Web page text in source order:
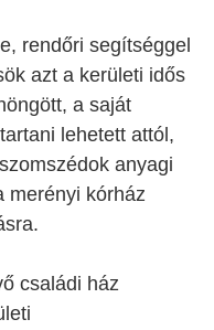
rendőri segítséggel
azt a kerületi idős
a saját
lehetett attól,
anyagi
merényi kórház
családi ház